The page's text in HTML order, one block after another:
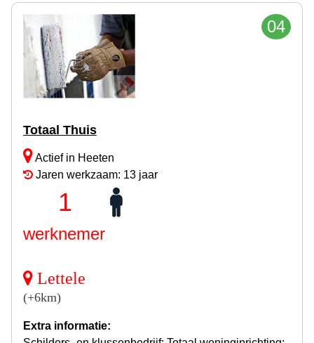
04
Totaal Thuis
Actief in Heeten
Jaren werkzaam: 13 jaar
1
werknemer
Lettele
(+6km)
Extra informatie: